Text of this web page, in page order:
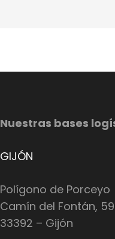
Nuestras bases
GIJÓN
Polígono de Porceyo
Camín del Fontán,
33392 – Gijón